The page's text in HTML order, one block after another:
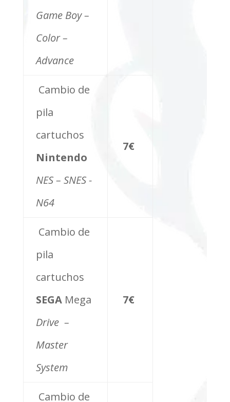
Game Boy –
Color –
Advance
Cambio de
pila
cartuchos
Nintendo
NES – SNES -
N64
7€
Cambio de
pila
cartuchos
SEGAMega
Drive –
Master
System
7€
Cambio de